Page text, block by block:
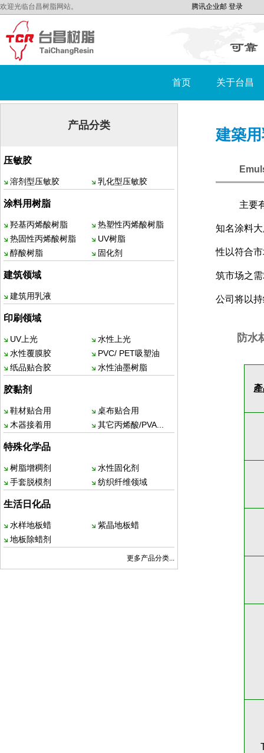
欢迎光临台昌树脂网站。 腾讯企业邮 登录
首页 关于台昌
产品分类
压敏胶
溶剂型压敏胶 乳化型压敏胶
涂料用树脂
羟基丙烯酸树脂
热塑性丙烯酸树脂
热固性丙烯酸树脂
UV树脂
醇酸树脂
固化剂
建筑领域
建筑用乳液
印刷领域
UV上光
水性上光
水性覆膜胶
PVC/ PET吸塑油
纸品贴合胶
水性油墨树脂
胶黏剂
鞋材贴合用
桌布贴合用
木器接着用
其它丙烯酸/PVA...
特殊化学品
树脂增稠剂
水性固化剂
手套脱模剂
纺织纤维领域
生活日化品
水样地板蜡
紫晶地板蜡
地板除蜡剂
更多产品分类...
建築
主要
知名涂料
性以符合
筑市场之
公司将以
防水